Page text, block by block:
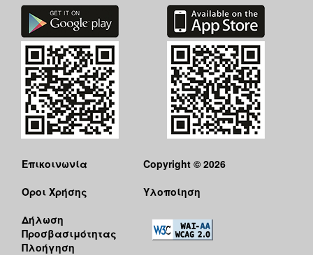
Επικοινωνία
Όροι Χρήσης
Δήλωση
Προσβασιμότητας
Πλοήγηση
Copyright © 2026
Υλοποίηση